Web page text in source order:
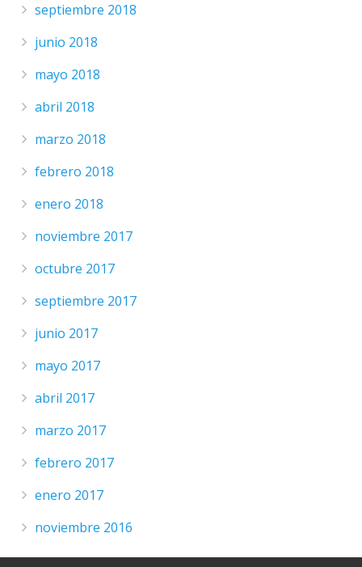
septiembre 2018
junio 2018
mayo 2018
abril 2018
marzo 2018
febrero 2018
enero 2018
noviembre 2017
octubre 2017
septiembre 2017
junio 2017
mayo 2017
abril 2017
marzo 2017
febrero 2017
enero 2017
noviembre 2016